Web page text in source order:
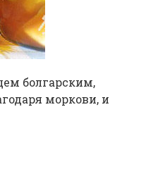
болгарским,
моркови, и